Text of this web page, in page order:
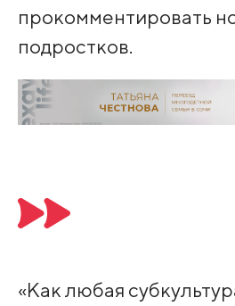
прокомментировать
подростков.
«Как любая